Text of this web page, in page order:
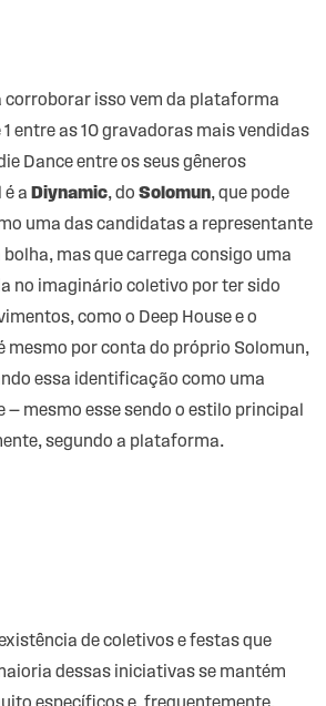
corroborar isso vem da plataforma
1 entre as 10 gravadoras mais vendidas
Dance entre os seus gêneros
é a Diynamic,do Solomun, que pode
uma das candidatas a representante
mas que carrega consigo uma
no imaginário coletivo por ter sido
como o Deep House e o
mesmo por conta do próprio Solomun,
essa identificação como uma
— mesmo esse sendo o estilo principal
segundo a plataforma.
de coletivos e festas que
dessas iniciativas se mantém